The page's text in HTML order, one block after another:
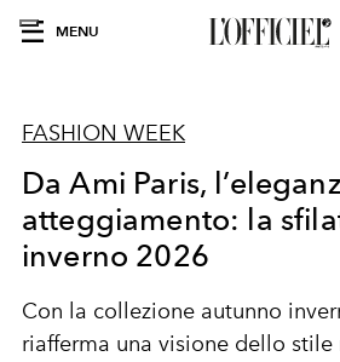
MENU
FASHION WEEK
Da Ami Paris,
atteggiamento: la
inverno 2026
Con la collezione autunno
riafferma una visione dello stile